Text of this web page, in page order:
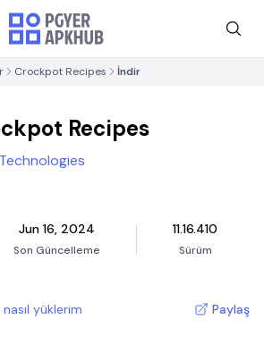
Crockpot Recipes İndir
Recipes
Jun 16, 2024
Son Güncelleme
11.16.410
Sürüm
nasıl yüklerim Paylaş